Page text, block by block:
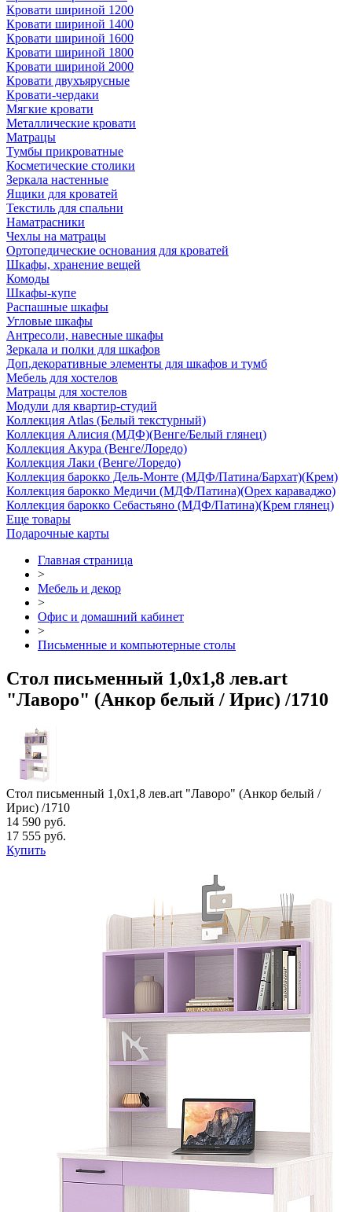
Кровати шириной 1200
Кровати шириной 1400
Кровати шириной 1600
Кровати шириной 1800
Кровати шириной 2000
Кровати двухъярусные
Кровати-чердаки
Мягкие кровати
Металлические кровати
Матрацы
Тумбы прикроватные
Косметические столики
Зеркала настенные
Ящики для кроватей
Текстиль для спальни
Наматрасники
Чехлы на матрацы
Ортопедические основания для кроватей
Шкафы, хранение вещей
Комоды
Шкафы-купе
Распашные шкафы
Угловые шкафы
Антресоли, навесные шкафы
Зеркала и полки для шкафов
Доп.декоративные элементы для шкафов и тумб
Мебель для хостелов
Матрацы для хостелов
Модули для квартир-студий
Коллекция Atlas (Белый текстурный)
Коллекция Алисия (МДФ)(Венге/Белый глянец)
Коллекция Акура (Венге/Лоредо)
Коллекция Лаки (Венге/Лоредо)
Коллекция барокко Дель-Монте (МДФ/Патина/Бархат)(Крем)
Коллекция барокко Медичи (МДФ/Патина)(Орех караваджо)
Коллекция барокко Себастьяно (МДФ/Патина)(Крем глянец)
Еще товары
Подарочные карты
Главная страница
>
Мебель и декор
>
Офис и домашний кабинет
>
Письменные и компьютерные столы
Стол письменный 1,0х1,8 лев.art
"Лаворо" (Анкор белый / Ирис) /1710
Стол письменный 1,0х1,8 лев.art "Лаворо" (Анкор белый /
Ирис) /1710
14 590 руб.
17 555 руб.
Купить